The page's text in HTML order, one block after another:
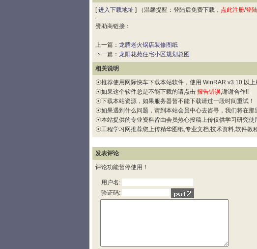
[进入下载地址 ] （温馨提醒：登陆后免费下载， 点此注册/登陆
赞助商链接：
上一篇： 龙腾老火锅店装修图纸
下一篇： 龙阳花苑住宅小区规划总图
相关说明
☉推荐使用网际快车下载本站软件，使用 WinRAR v3.10 以上
☉如果这个软件总是不能下载的请点击 报告错误,谢谢合作!!
☉下载本站资源，如果服务器暂不能下载请过一段时间重试！
☉如果遇到什么问题，请到本站会员中心去咨寻，我们将在那
☉本站提供的专业资料皆由会员热心投稿上传仅供学习研究使
☉工程学习网推荐您上传精华图纸,专业文档,技术资料,软件教
发表评论
评论功能暂停使用！
用户名:
验证码: